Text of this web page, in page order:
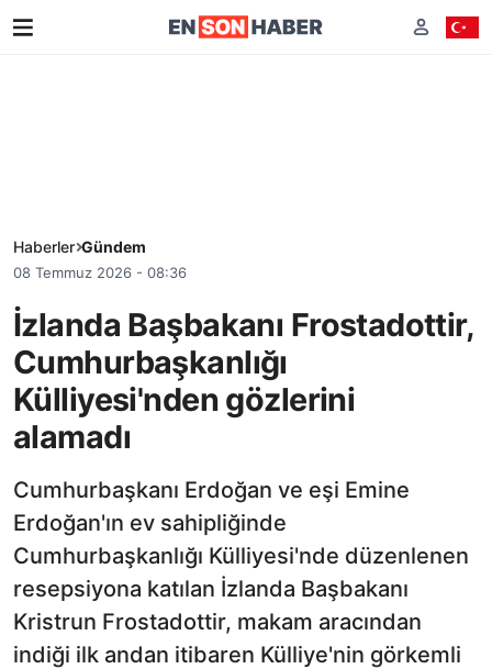
Haberler Gündem
08 Temmuz 2026 - 08:36
İzlanda Başbakanı Frostadottir,
Cumhurbaşkanlığı
Külliyesi'nden gözlerini
alamadı
Cumhurbaşkanı Erdoğan ve eşi Emine
Erdoğan'ın ev sahipliğinde
Cumhurbaşkanlığı Külliyesi'nde düzenlenen
resepsiyona katılan İzlanda Başbakanı
Kristrun Frostadottir, makam aracından
indiği ilk andan itibaren Külliye'nin görkemli